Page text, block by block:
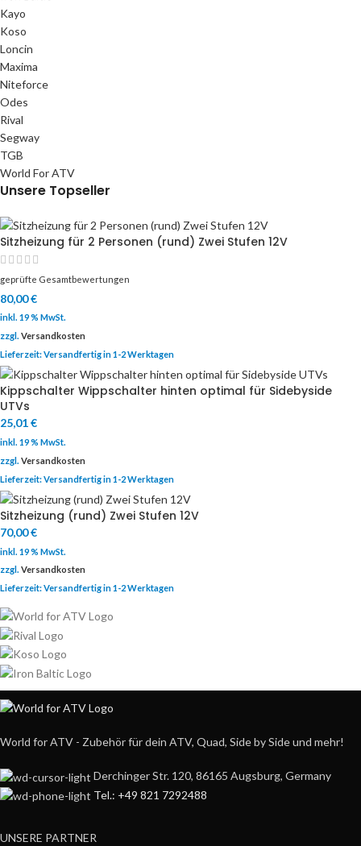
Kayo
Koso
Loncin
Maxima
Niteforce
Odes
Rival
Segway
TGB
World For ATV
Unsere Topseller
Sitzheizung für 2 Personen (rund) Zwei Stufen 12V
geprüfte Gesamtbewertungen
80,00€
inkl. 19 % MwSt.
zzgl. Versandkosten
Lieferzeit:Versandfertig in 1-2 Werktagen
Kippschalter Wippschalter hinten optimal für Sidebyside
UTVs
25,01€
inkl. 19 % MwSt.
zzgl. Versandkosten
Lieferzeit:Versandfertig in 1-2 Werktagen
Sitzheizung (rund) Zwei Stufen 12V
70,00€
inkl. 19 % MwSt.
zzgl. Versandkosten
Lieferzeit:Versandfertig in 1-2 Werktagen
World for ATV - Zubehör für dein ATV, Quad, Side by Side und mehr!
Derchinger Str. 120, 86165 Augsburg, Germany
Tel.: +49 821 7292488
UNSERE PARTNER